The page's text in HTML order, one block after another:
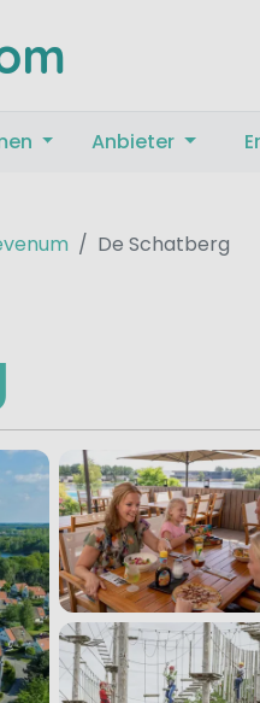
Anbieter
De Schatberg